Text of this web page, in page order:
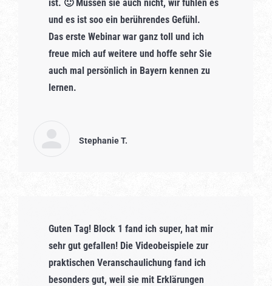
ist. 🙂Müssen sie auch nicht, wir fühlen es
und es ist soo ein berührendes Gefühl.
Das erste Webinar war ganz toll und ich
freue mich auf weitere und hoffe sehr Sie
auch mal persönlich in Bayern kennen zu
lernen.
Stephanie T.
Guten Tag! Block 1 fand ich super, hat mir
sehr gut gefallen! Die Videobeispiele zur
praktischen Veranschaulichung fand ich
besonders gut, weil sie mit Erklärungen